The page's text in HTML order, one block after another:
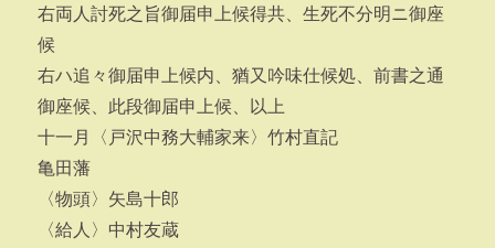
右両人討死之旨御届申上候得共、生死不分明ニ御座
候
右ハ追々御届申上候内、猶又吟味仕候処、前書之通
御座候、此段御届申上候、以上
十一月〈戸沢中務大輔家来〉竹村直記
亀田藩
〈物頭〉矢島十郎
〈給人〉中村友蔵